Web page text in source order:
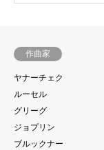
作曲家
ヤナーチェク
ルーセル
グリーグ
ジョプリン
ブルックナー